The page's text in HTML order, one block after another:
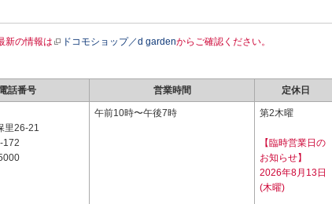
新の情報は ドコモショップ／d gardenからご確認ください。
話番号 営業時間 定休日
里26-21
172
午前10時〜午後7時 第2木曜
【臨時営業日の
お知らせ】
2026年8月13日
(木曜)